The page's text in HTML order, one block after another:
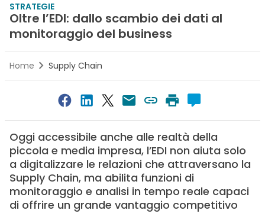
STRATEGIE
Oltre l’EDI: dallo scambio dei dati al
monitoraggio del business
Home Supply Chain
Oggi accessibile anche alle realtà della
piccola e media impresa, l’EDI non aiuta solo
a digitalizzare le relazioni che attraversano la
Supply Chain, ma abilita funzioni di
monitoraggio e analisi in tempo reale capaci
di offrire un grande vantaggio competitivo